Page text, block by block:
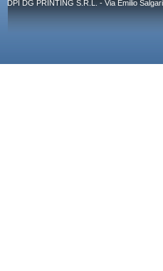
DPI DG PRINTING S.R.L. - Via Emilio